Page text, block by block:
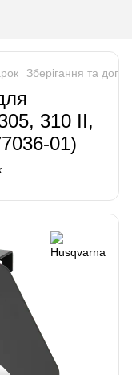
Зберігання та
310 ІІ,
01)